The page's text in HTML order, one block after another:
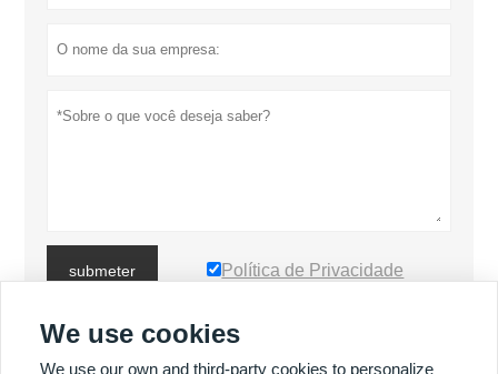
submeter Política de Privacidade
We use cookies
We use our own and third-party cookies to personalize